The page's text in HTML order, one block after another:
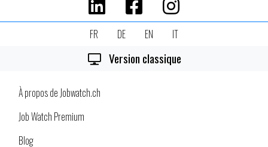
FR DE EN IT
Version classique
À propos de Jobwatch.ch
Job Watch Premium
Blog